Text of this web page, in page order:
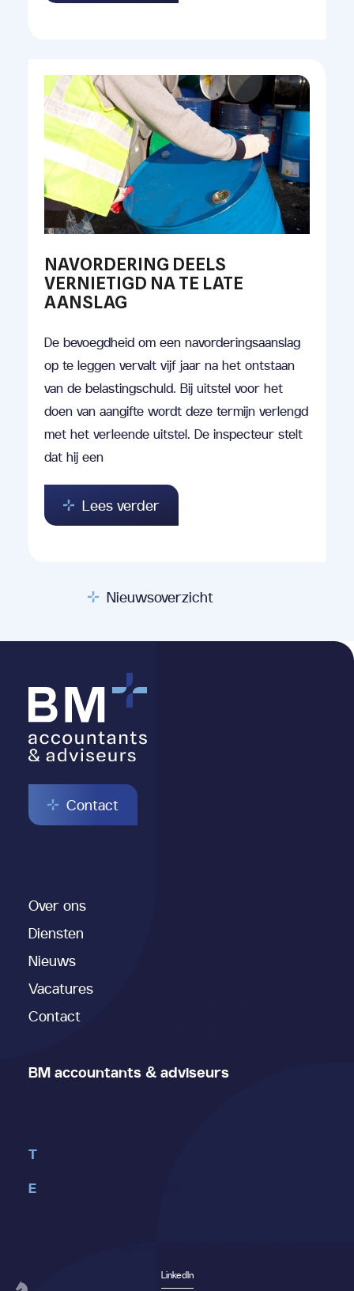
Nieuwsoverzicht
NAVORDERING DEELS
VERNIETIGD NA TE LATE
AANSLAG
De bevoegdheid om een navorderingsaanslag
op te leggen vervalt vijf jaar na het ontstaan
van de belastingschuld. Bij uitstel voor het
doen van aangifte wordt deze termijn verlengd
met het verleende uitstel. De inspecteur stelt
dat hij een
Lees verder
Contact
Over ons
Diensten
Nieuws
Vacatures
Contact
BM accountants & adviseurs
T
E
LinkedIn